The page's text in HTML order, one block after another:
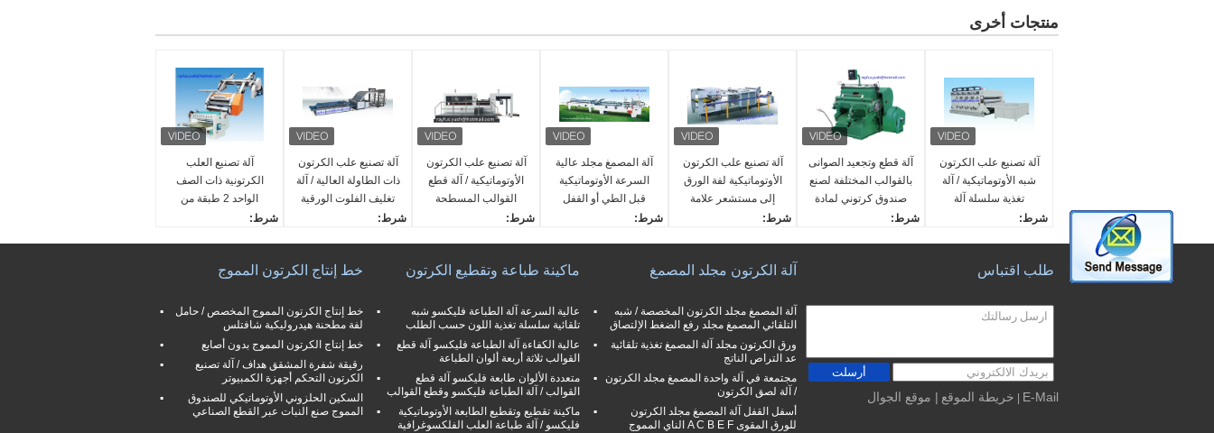
منتجات أخرى
آلة تصنيع العلب
الكرتونية ذات الصف
الواحد 2 طبقة من
الورق المقوى المموج
شرط:
ع:
لآلات في الخارج
وظيفة:
خط إنتاج الكرتون المموج
ذو الطبقة الواحدة
ضمان:
سنة واحدة
آلة تصنيع علب الكرتون
ذات الطاولة العالية / آلة
تغليف الفلوت الورقية
شرط:
لآلات في الخارج
وظيفة:
الترقق ورقة من الورق الم
قوى مع ورقة السطح
ضمان:
سنة واحدة
آلة تصنيع علب الكرتون
الأوتوماتيكية / آلة قطع
القوالب المسطحة
شرط:
المهندسين متوفرة لخدمة
وظيفة:
آلة قطع وتجعيد صندوق الك
رتون
ضمان:
سنة واحدة
آلة المصمغ مجلد عالية
السرعة الأوتوماتيكية
قبل الطي أو القفل
شرط:
المهندسين متوفرة لخدمة
وظيفة:
آلة لصق علب الكرتون الأوت
وماتيكية القابلة للطي
سنة واحدة
آلة تصنيع علب الكرتون
الأوتوماتيكية لفة الورق
إلى مستشعر علامة
شرط:
المهندسين متوفرة لخدمة
وظيفة:
لفة الورق إلى آلة قطع الور
ق
ضمان:
سنة واحدة
آلة قطع وتجعيد الصوانى
بالقوالب المختلفة لصنع
صندوق كرتوني لمادة
شرط:
وظيفة:
ضمان:
سنة واحدة
آلة تصنيع علب الكرتون
شبه الأوتوماتيكية / آلة
تغذية سلسلة آلة
الطابعة فليكسوشرط:
المهندسين متوفرة لخدمة
وظيفة:
علبة كرتون مموج طباعة آل
ضمان:
سنة واحدة
خط إنتاج الكرتون المموج
خط إنتاج الكرتون المموج المخصص / حامل
لفة مطحنة هيدروليكية شافتلس
خط إنتاج الكرتون المموج بدون أصابع
رقيقة شفرة المشقق هداف / آلة تصنيع
الكرتون التحكم أجهزة الكمبيوتر
السكين الحلزوني الأوتوماتيكي للصندوق
المموج صنع النبات عبر القطع الصناعي
ماكينة طباعة وتقطيع الكرتون
عالية السرعة آلة الطباعة فليكسو شبه
تلقائية سلسلة تغذية اللون حسب الطلب
عالية الكفاءة آلة الطباعة فليكسو آلة قطع
القوالب ثلاثة أربعة ألوان الطباعة
متعددة الألوان طابعة فليكسو آلة قطع
القوالب / آلة الطباعة فليكسو وقطع القوالب
ماكينة تقطيع وتقطيع الطابعة الأوتوماتيكية
فليكسو / آلة طباعة العلب الفلكسوغرافية
آلة الكرتون مجلد المصمغ
آلة المصمغ مجلد الكرتون المخصصة / شبه
التلقائي المصمغ مجلد رفع الضغط الإلتصاق
ورق الكرتون مجلد آلة المصمغ تغذية تلقائية
عد التراص الناتج
مجتمعة في آلة واحدة المصمغ مجلد الكرتون
/ آلة لصق الكرتون
أسفل القفل آلة المصمغ مجلد الكرتون
للورق المقوى A C B E F الناي المموج
طلب اقتباس
أرسلت
E-Mail خريطة الموقع | موقع الجوال